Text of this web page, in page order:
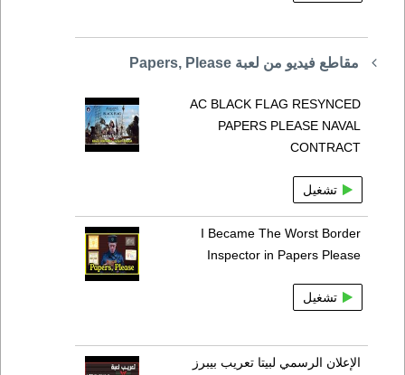
مقاطع فيديو من لعبة Papers, Please
AC BLACK FLAG RESYNCED
PAPERS PLEASE NAVAL
CONTRACT
تشغيل
I Became The Worst Border
Inspector in Papers Please
تشغيل
الإعلان الرسمي لبيتا تعريب بيبرز